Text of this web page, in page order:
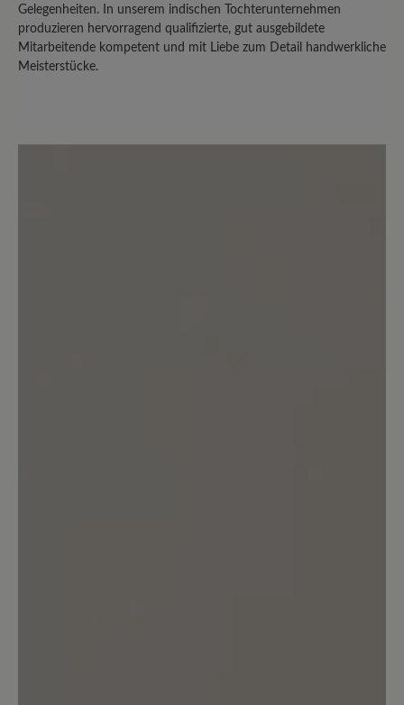
Gelegenheiten. In unserem indischen Tochterunternehmen
produzieren hervorragend qualifizierte, gut ausgebildete
Mitarbeitende kompetent und mit Liebe zum Detail handwerkliche
Meisterstücke.